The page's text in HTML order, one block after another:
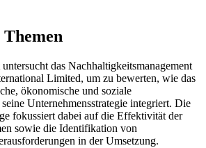
das Nachhaltigkeitsmanagement
Limited, um zu bewerten, wie das
ökonomische und soziale
Unternehmensstrategie integriert. Die
fokussiert dabei auf die Effektivität der
sowie die Identifikation von
in der Umsetzung.